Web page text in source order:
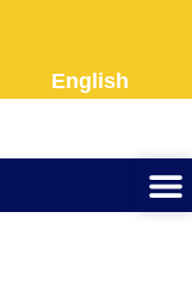
English